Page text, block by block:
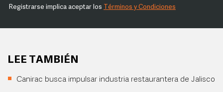
Registrarse implica aceptar los Términos y Condiciones
LEE TAMBIÉN
Canirac busca impulsar industria restaurantera de Jalisco